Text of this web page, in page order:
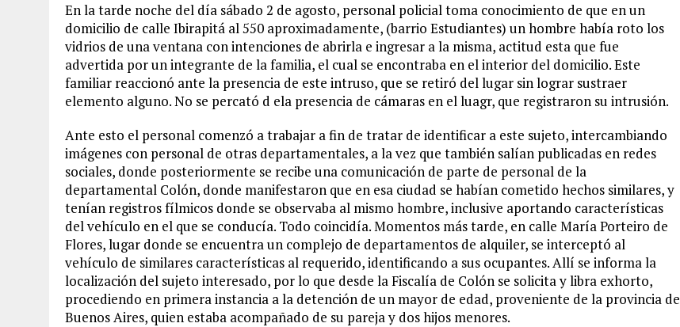
En la tarde noche del día sábado 2 de agosto, personal policial toma conocimiento de que en un
domicilio de calle Ibirapitá al 550 aproximadamente, (barrio Estudiantes) un hombre había roto los
vidrios de una ventana con intenciones de abrirla e ingresar a la misma, actitud esta que fue
advertida por un integrante de la familia, el cual se encontraba en el interior del domicilio. Este
familiar reaccionó ante la presencia de este intruso, que se retiró del lugar sin lograr sustraer
elemento alguno. No se percató d ela presencia de cámaras en el luagr, que registraron su intrusión.
Ante esto el personal comenzó a trabajar a fin de tratar de identificar a este sujeto, intercambiando
imágenes con personal de otras departamentales, a la vez que también salían publicadas en redes
sociales, donde posteriormente se recibe una comunicación de parte de personal de la
departamental Colón, donde manifestaron que en esa ciudad se habían cometido hechos similares, y
tenían registros fílmicos donde se observaba al mismo hombre, inclusive aportando características
del vehículo en el que se conducía. Todo coincidía. Momentos más tarde, en calle María Porteiro de
Flores, lugar donde se encuentra un complejo de departamentos de alquiler, se interceptó al
vehículo de similares características al requerido, identificando a sus ocupantes. Allí se informa la
localización del sujeto interesado, por lo que desde la Fiscalía de Colón se solicita y libra exhorto,
procediendo en primera instancia a la detención de un mayor de edad, proveniente de la provincia de
Buenos Aires, quien estaba acompañado de su pareja y dos hijos menores.